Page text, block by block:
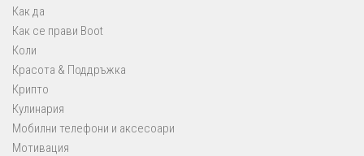
Как да
Как се прави Boot
Коли
Красота & Поддръжка
Крипто
Кулинария
Мобилни телефони и аксесоари
Мотивация